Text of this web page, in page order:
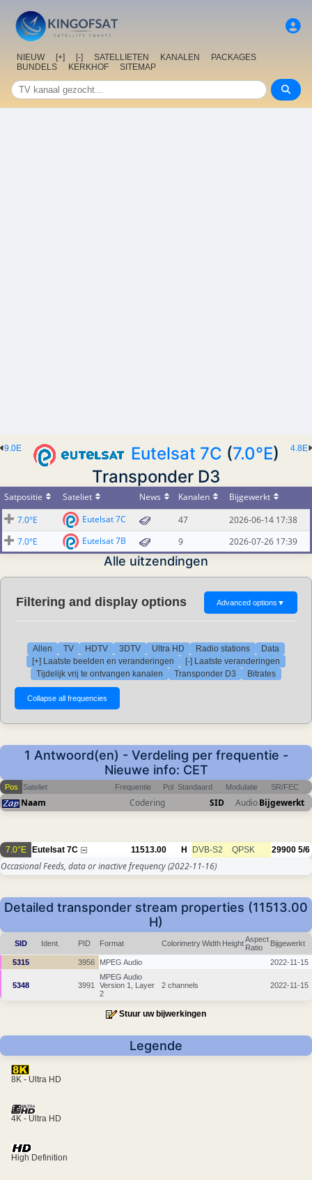
NIEUW [+] [-] SATELLIETEN KANALEN
PACKAGES
BUNDELS
KERKHOF SITEMAP
4.8E
9.0E Eutelsat 7C (7.0°E)
Transponder D3
Satpositie Sateliet News Kanalen
Bijgewerkt
7.0°E
Eutelsat 7C 47
2026-06-14 17:38
7.0°E
Eutelsat 7B 9 2026-07-26 17:39
Alle uitzendingen
Filtering and display options Advanced options ▼
Allen TV HDTV 3DTV Ultra HD Radio stations
Data
[+] Laatste beelden en veranderingen
[-] Laatste veranderingen
Tijdelijk vrij te ontvangen kanalen
Transponder D3 Bitrates
1 Antwoord(en) - Verdeling per frequentie -
Nieuwe info: CET
Pos Sateliet Frequentie Pol Standaard Modulatie SR/FEC
Naam Codering SID AudioBijgewerkt
7.0°E Eutelsat 7C 11513.00 H DVB-S2 QPSK 29900 5/6
Occasional Feeds, data or inactive frequency(2022-11-16)
Detailed transponder stream properties (11513.00
H)
SID Ident. PID Format ColorimetryWidth HeightAspect
Ratio
Bijgewerkt
5315 3956 MPEG Audio 2022-11-15
5348 3991
MPEG Audio
Version 1, Layer
2
2 channels 2022-11-15
Stuur uw bijwerkingen
Legende
8K - Ultra HD
4K - Ultra HD
High Definition